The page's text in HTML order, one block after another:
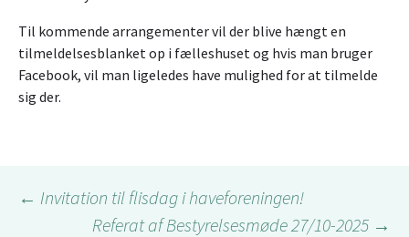
Til kommende arrangementer vil der blive hængt en
tilmeldelsesblanket op i fælleshuset og hvis man bruger
Facebook, vil man ligeledes have mulighed for at tilmelde
sig der.
Indlægsnavigation
← Invitation til flisdag i haveforeningen!
Referat af Bestyrelsesmøde 27/10-2025 →